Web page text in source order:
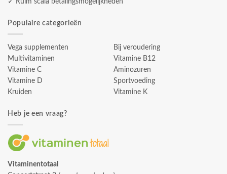
Populaire categorieën
Vega supplementen
Multivitaminen
Vitamine C
Vitamine D
Kruiden
Bij veroudering
Vitamine B12
Aminozuren
Sportvoeding
Vitamine K
Heb je een vraag?
Vitaminentotaal